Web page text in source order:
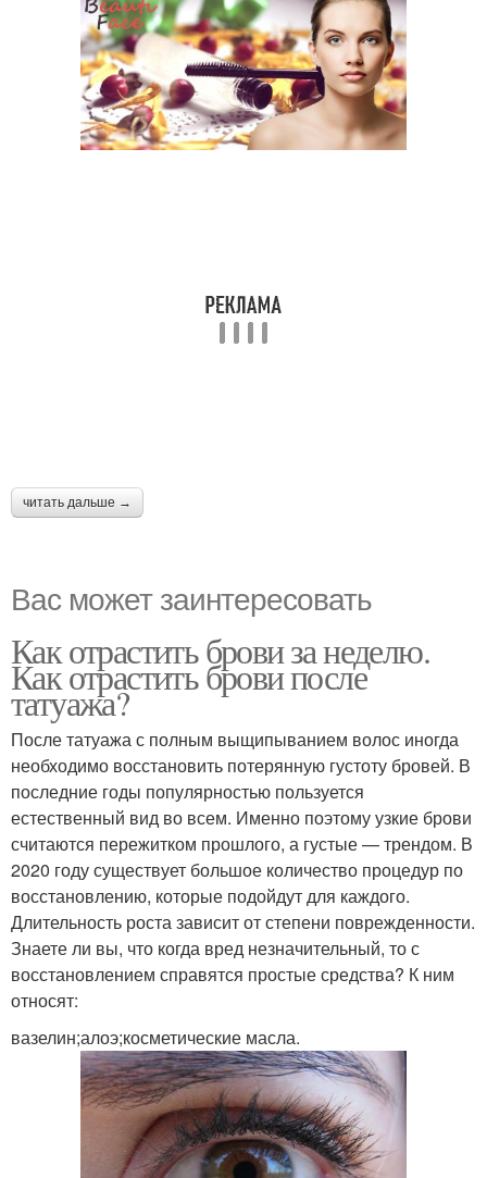
читать дальше →
Вас может заинтересовать
Как отрастить брови за неделю.
Как отрастить брови после
татуажа?
После татуажа с полным выщипыванием волос иногда
необходимо восстановить потерянную густоту бровей. В
последние годы популярностью пользуется
естественный вид во всем. Именно поэтому узкие брови
считаются пережитком прошлого, а густые — трендом. В
2020 году существует большое количество процедур по
восстановлению, которые подойдут для каждого.
Длительность роста зависит от степени поврежденности.
Знаете ли вы, что когда вред незначительный, то с
восстановлением справятся простые средства? К ним
относят:
вазелин;алоэ;косметические масла.